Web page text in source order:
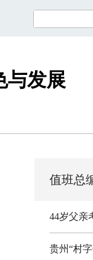
与发展
值班总
44岁父亲
贵州“村